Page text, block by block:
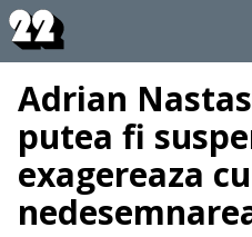
Adrian
putea fi
exagereaza cu